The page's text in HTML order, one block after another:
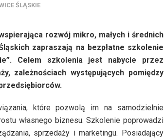
ŚLĄSKIE
rozwój mikro, małych i średnich
zapraszają na bezpłatne szkolenie
Celem szkolenia jest nabycie przez
zależnościach występujących pomiędzy
które pozwolą im na samodzielnie
własnego biznesu. Szkolenie poprowadzi
sprzedaży i marketingu. Posiadający